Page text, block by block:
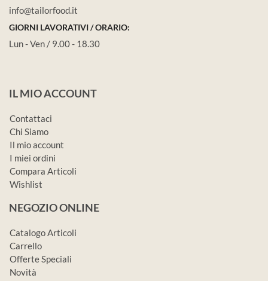
info@tailorfood.it
GIORNI LAVORATIVI / ORARIO:
Lun - Ven / 9.00 - 18.30
IL MIO ACCOUNT
Contattaci
Chi Siamo
Il mio account
I miei ordini
Compara Articoli
Wishlist
NEGOZIO ONLINE
Catalogo Articoli
Carrello
Offerte Speciali
Novità